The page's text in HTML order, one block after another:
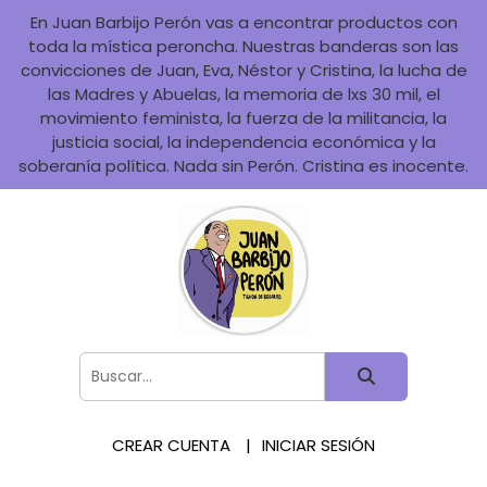
En Juan Barbijo Perón vas a encontrar productos con
toda la mística peroncha. Nuestras banderas son las
convicciones de Juan, Eva, Néstor y Cristina, la lucha de
las Madres y Abuelas, la memoria de lxs 30 mil, el
movimiento feminista, la fuerza de la militancia, la
justicia social, la independencia económica y la
soberanía política. Nada sin Perón. Cristina es inocente.
CREAR CUENTA INICIAR SESIÓN